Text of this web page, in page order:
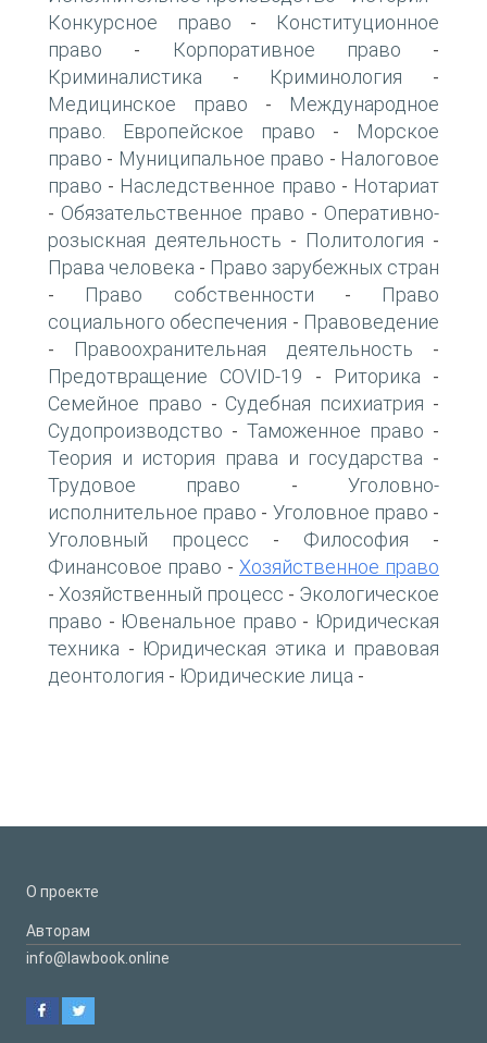
Конкурсное право -
Конституционное
право - Корпоративное право -
Криминалистика - Криминология -
Медицинское право -
Международное
право. Европейское право -
Морское
право - Муниципальное право - Налоговое
право - Наследственное право - Нотариат
- Обязательственное право - Оперативно-
розыскная деятельность - Политология -
Права человека - Право зарубежных стран
- Право собственности -
Право
социального обеспечения - Правоведение
- Правоохранительная деятельность -
Предотвращение COVID-19 - Риторика -
Семейное право - Судебная психиатрия -
Судопроизводство - Таможенное право -
Теория и история права и государства -
Трудовое право -Уголовно-
исполнительное право - Уголовное право -
Уголовный процесс - Философия -
Финансовое право - Хозяйственное право
- Хозяйственный процесс - Экологическое
право - Ювенальное право - Юридическая
техника - Юридическая этика и правовая
деонтология - Юридические лица -
О проекте
Авторам
info@lawbook.online